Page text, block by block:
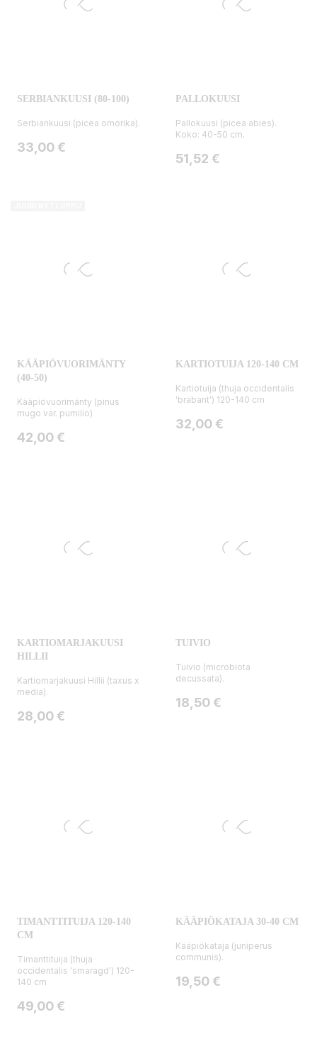
SERBIANKUUSI (80-100)
Serbiankuusi (picea omorika).
Hinta
33,00 €
PALLOKUUSI
Pallokuusi (picea abies).
Koko: 40-50 cm.
Hinta
51,52 €
KÄÄPIÖVUORIMÄNTY
(40-50)
Kääpiövuorimänty (pinus
mugo var. pumilio)
Hinta
42,00 €
KARTIOTUIJA 120-140 CM
Kartiotuija (thuja occidentalis
'brabant') 120-140 cm
Hinta
32,00 €
KARTIOMARJAKUUSI
HILLII
Kartiomarjakuusi Hillii (taxus x
media).
Hinta
28,00 €
TUIVIO
Tuivio (microbiota
decussata).
Hinta
18,50 €
TIMANTTITUIJA 120-140
CM
Timanttituija (thuja
occidentalis 'smaragd') 120-
140 cm
Hinta
49,00 €
KÄÄPIÖKATAJA 30-40 CM
Kääpiökataja (juniperus
communis).
Hinta
19,50 €